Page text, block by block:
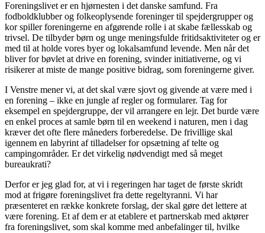
Foreningslivet er en hjørnesten i det danske samfund. Fra
fodboldklubber og folkeoplysende foreninger til spejdergrupper og
kor spiller foreningerne en afgørende rolle i at skabe fællesskab og
trivsel. De tilbyder børn og unge meningsfulde fritidsaktiviteter og er
med til at holde vores byer og lokalsamfund levende. Men når det
bliver for bøvlet at drive en forening, svinder initiativerne, og vi
risikerer at miste de mange positive bidrag, som foreningerne giver.
I Venstre mener vi, at det skal være sjovt og givende at være med i
en forening – ikke en jungle af regler og formularer. Tag for
eksempel en spejdergruppe, der vil arrangere en lejr. Det burde være
en enkel proces at samle børn til en weekend i naturen, men i dag
kræver det ofte flere måneders forberedelse. De frivillige skal
igennem en labyrint af tilladelser for opsætning af telte og
campingområder. Er det virkelig nødvendigt med så meget
bureaukrati?
Derfor er jeg glad for, at vi i regeringen har taget de første skridt
mod at frigøre foreningslivet fra dette regeltyranni. Vi har
præsenteret en række konkrete forslag, der skal gøre det lettere at
være forening. Et af dem er at etablere et partnerskab med aktører
fra foreningslivet, som skal komme med anbefalinger til, hvilke